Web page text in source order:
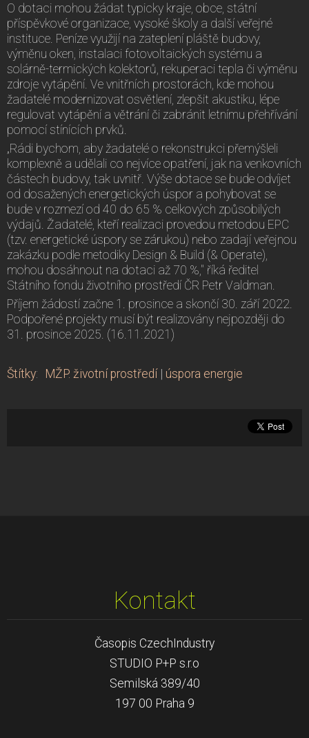
O dotaci mohou žádat typicky kraje, obce, státní
příspěvkové organizace, vysoké školy a další veřejné
instituce. Peníze využijí na zateplení pláště budovy,
výměnu oken, instalaci fotovoltaických systému a
solárně-termických kolektorů, rekuperaci tepla či výměnu
zdroje vytápění. Ve vnitřních prostorách, kde mohou
žadatelé modernizovat osvětlení, zlepšit akustiku, lépe
regulovat vytápění a větrání či zabránit letnímu přehřívání
pomocí stínících prvků.
„Rádi bychom, aby žadatelé o rekonstrukci přemýšleli
komplexně a udělali co nejvíce opatření, jak na venkovních
částech budovy, tak uvnitř. Výše dotace se bude odvíjet
od dosažených energetických úspor a pohybovat se
bude v rozmezí od 40 do 65 % celkových způsobilých
výdajů. Žadatelé, kteří realizaci provedou metodou EPC
(tzv. energetické úspory se zárukou) nebo zadají veřejnou
zakázku podle metodiky Design & Build (& Operate),
mohou dosáhnout na dotaci až 70 %," říká ředitel
Státního fondu životního prostředí ČR Petr Valdman.
Příjem žádostí začne 1. prosince a skončí 30. září 2022.
Podpořené projekty musí být realizovány nejpozději do
31. prosince 2025. (16.11.2021)
Štítky: MŽP. životní prostředí | úspora energie
Kontakt
Časopis CzechIndustry
STUDIO P+P s.r.o
Semilská 389/40
197 00 Praha 9